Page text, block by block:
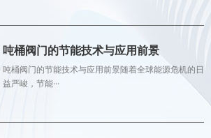
吨桶阀门的节能技术与应用前景
吨桶阀门的节能技术与应用前景随着全球能源危机的日
益严峻，节能···